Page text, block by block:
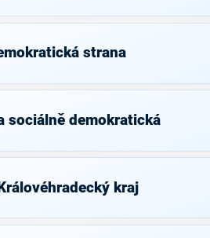
strana
sociálně demokratická
kraj